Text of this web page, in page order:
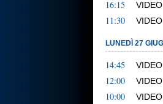
16:15
11:30
LUNEDÌ 27
14:45
12:00
10:00